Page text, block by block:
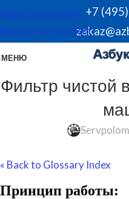
Skip to navigation
Skip to main content
+7
МЕНЮ
Фильтр чистой
Servpolom
« Back to Glossary Index
Принцип работы: